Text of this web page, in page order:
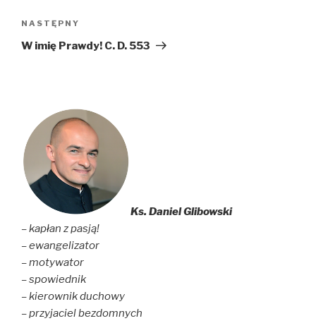
Następny
wpis
NASTĘPNY
W imię Prawdy! C. D. 553
Ks. Daniel Glibowski
– kapłan z pasją!
– ewangelizator
– motywator
– spowiednik
– kierownik duchowy
– przyjaciel bezdomnych